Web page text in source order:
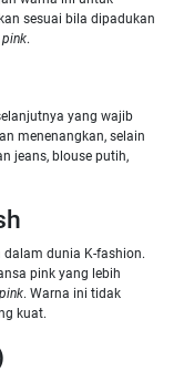
sesuai bila dipadukan
.
yang wajib
menenangkan, selain
jeans, blouse putih,
dunia K-fashion.
pink yang lebih
. Warna ini tidak
kuat.